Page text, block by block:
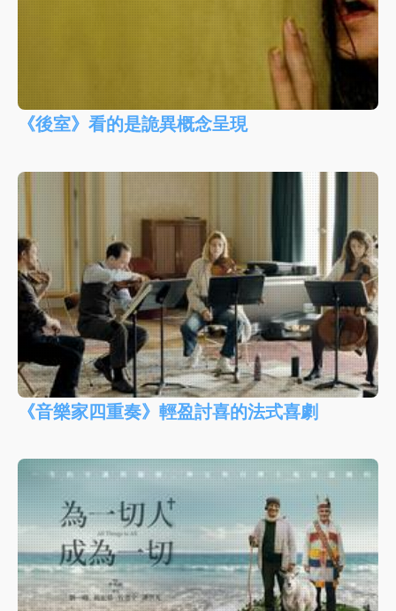
《後室》看的是詭異概念呈現
《音樂家四重奏》輕盈討喜的法式喜劇